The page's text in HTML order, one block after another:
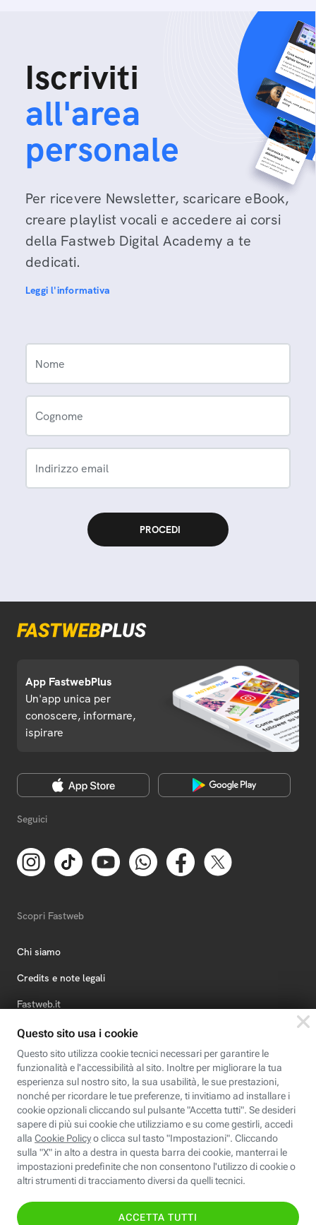
Iscriviti
all'area
personale
Per ricevere Newsletter, scaricare eBook,
creare playlist vocali e accedere ai corsi
della Fastweb Digital Academy a te
dedicati.
Leggi l'informativa
Nome
Cognome
Indirizzo email
App FastwebPlus
Un'app unica per
conoscere, informare,
ispirare
Seguici
Scopri Fastweb
Chi siamo
Credits e note legali
Fastweb.it
Formazione
Fastweb Digital Academy
STEP FuturAbility District
Insieme, siamo futuro